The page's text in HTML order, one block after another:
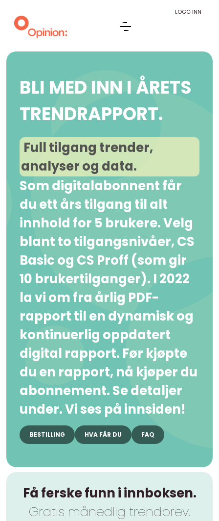
LOGG INN
BLI MED INN I ÅRETS
TRENDRAPPORT.
Full tilgang trender,
analyser og data.
Som digitalabonnent får
du ett års tilgang til alt
innhold for 5 brukere. Velg
blant to tilgangsnivåer, CS
Basic og CS Proff (som gir
10 brukertilganger). I 2022
la vi om fra årlig PDF-
rapport til en dynamisk og
kontinuerlig oppdatert
digital rapport. Før kjøpte
du en rapport, nå kjøper du
abonnement. Se detaljer
under. Vi ses på innsiden!
BESTILLING HVA FÅR DU FAQ
Få ferske funn i innboksen.
Gratis månedlig trendbrev.